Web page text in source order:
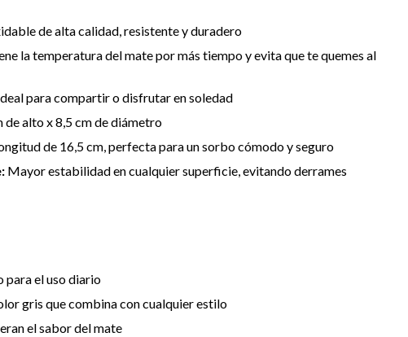
de alta calidad, resistente y duradero
la temperatura del mate por más tiempo y evita que te quemes al
para compartir o disfrutar en soledad
de alto x 8,5 cm de diámetro
de 16,5 cm, perfecta para un sorbo cómodo y seguro
Mayor estabilidad en cualquier superficie, evitando derrames
para el uso diario
gris que combina con cualquier estilo
el sabor del mate